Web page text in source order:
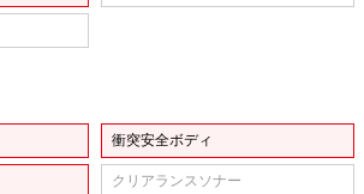
衝突安全ボディ
クリアランスソナー